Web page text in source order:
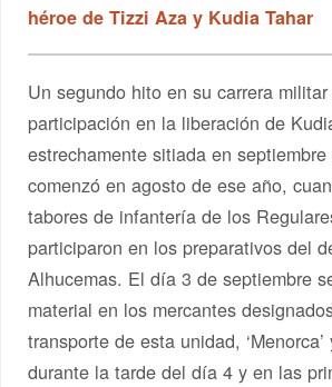
héroe de Tizzi Aza y Kudia Tahar
Un segundo hito en su carrera
participación en la liberación de
estrechamente sitiada en
comenzó en agosto de ese año,
tabores de infantería de los
participaron en los preparativos del
Alhucemas. El día 3 de septiembre
material en los mercantes
transporte de esta unidad, ‘Menorca’
durante la tarde del día 4 y en las